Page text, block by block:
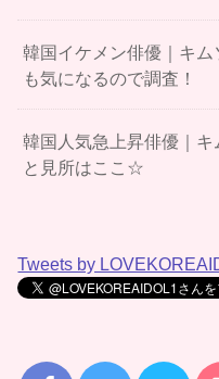
韓国イケメン俳優｜キ
も気になるので調査！
韓国人気急上昇俳優｜
と見所はここ☆
Tweets by